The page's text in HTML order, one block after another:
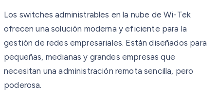
Los switches administrables en la nube de Wi-Tek
ofrecen una solución moderna y eficiente para la
gestión de redes empresariales. Están diseñados para
pequeñas, medianas y grandes empresas que
necesitan una administración remota sencilla, pero
poderosa.